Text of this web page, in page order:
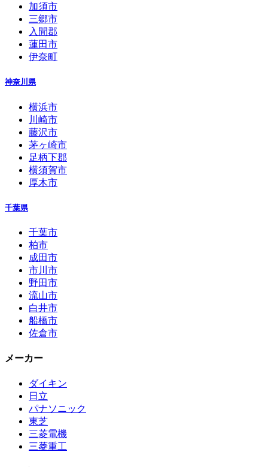
加須市
三郷市
入間郡
蓮田市
伊奈町
神奈川県
横浜市
川崎市
藤沢市
茅ヶ崎市
足柄下郡
横須賀市
厚木市
千葉県
千葉市
柏市
成田市
市川市
野田市
流山市
白井市
船橋市
佐倉市
メーカー
ダイキン
日立
パナソニック
東芝
三菱電機
三菱重工